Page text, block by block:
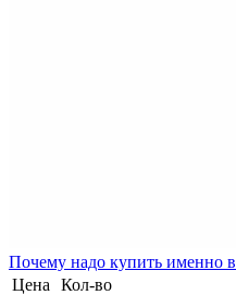
Почему надо купить именно в
Цена
Кол-во